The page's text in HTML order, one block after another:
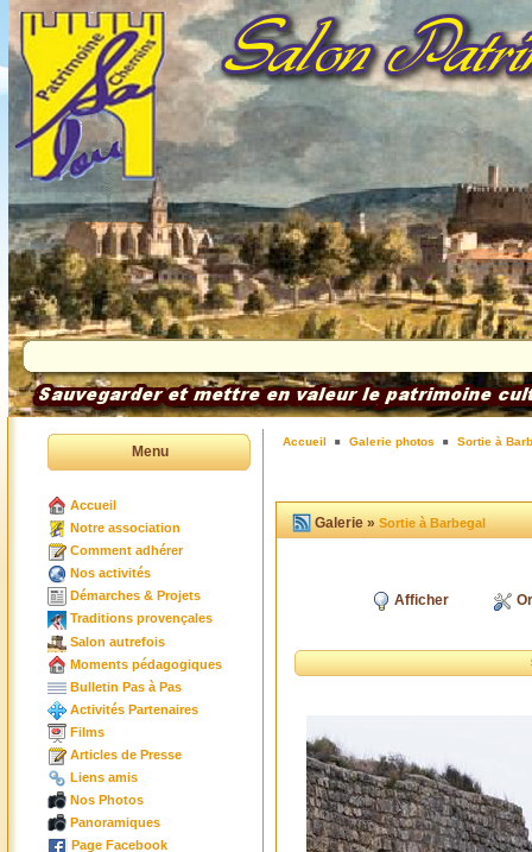
Menu
Accueil
Notre association
Comment adhérer
Nos activités
Démarches & Projets
Traditions provençales
Salon autrefois
Moments pédagogiques
Bulletin Pas à Pas
Activités Partenaires
Films
Articles de Presse
Liens amis
Nos Photos
Panoramiques
Page Facebook
Accueil Galerie photos Sortie à
Galerie »Sortie à Barbegal
Afficher